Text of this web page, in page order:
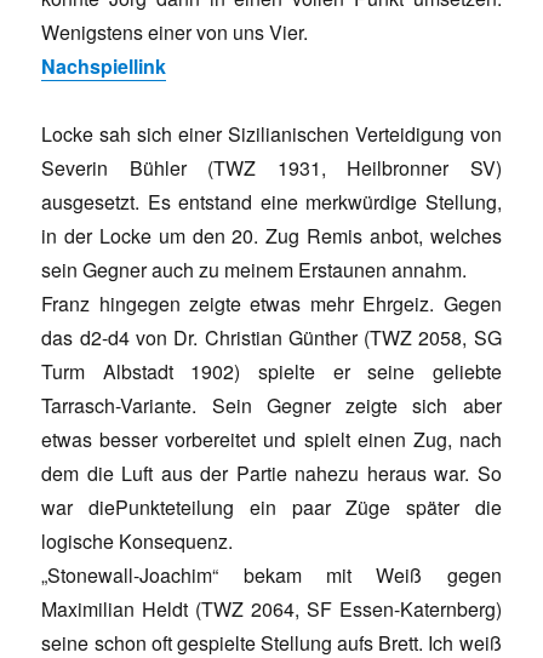
Wenigstens einer von uns Vier.
Nachspiellink
Locke sah sich einer Sizilianischen Verteidigung von
Severin Bühler (TWZ 1931, Heilbronner SV)
ausgesetzt. Es entstand eine merkwürdige Stellung,
in der Locke um den 20. Zug Remis anbot, welches
sein Gegner auch zu meinem Erstaunen annahm.
Franz hingegen zeigte etwas mehr Ehrgeiz. Gegen
das d2-d4 von Dr. Christian Günther (TWZ 2058, SG
Turm Albstadt 1902) spielte er seine geliebte
Tarrasch-Variante. Sein Gegner zeigte sich aber
etwas besser vorbereitet und spielt einen Zug, nach
dem die Luft aus der Partie nahezu heraus war. So
war diePunkteteilung ein paar Züge später die
logische Konsequenz.
„Stonewall-Joachim“ bekam mit Weiß gegen
Maximilian Heldt (TWZ 2064, SF Essen-Katernberg)
seine schon oft gespielte Stellung aufs Brett. Ich weiß